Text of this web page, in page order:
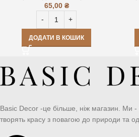
65,00 ₴
ДОДАТИ В КОШИК
Basic Decor -це більше, ніж магазин. Ми -
творять красу з повагою до природи та